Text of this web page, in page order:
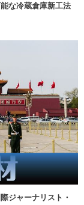
な冷蔵倉庫新工法
ジャーナリスト・